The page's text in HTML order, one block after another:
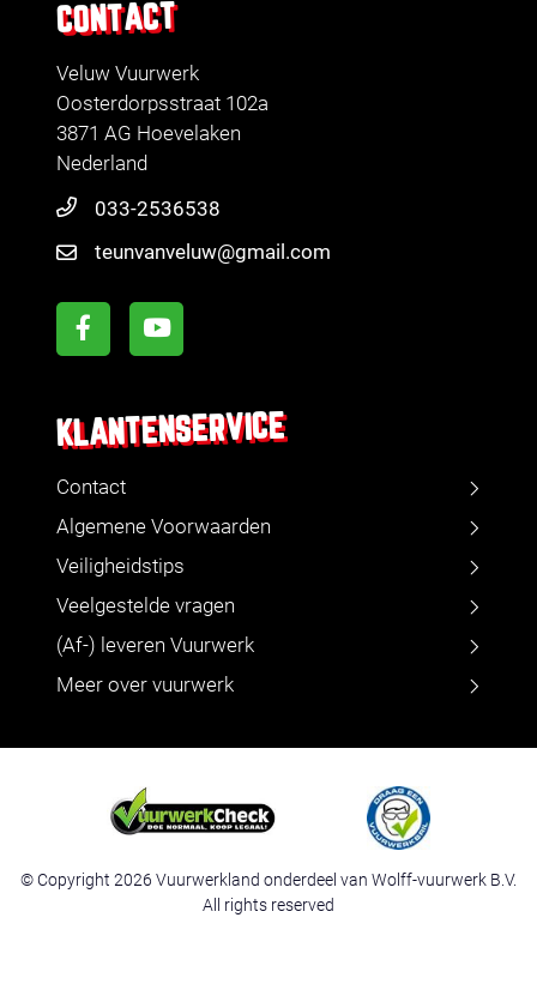
CONTACT
Veluw Vuurwerk
Oosterdorpsstraat 102a
3871 AG Hoevelaken
Nederland
033-2536538
teunvanveluw@gmail.com
KLANTENSERVICE
Contact
Algemene Voorwaarden
Veiligheidstips
Veelgestelde vragen
(Af-) leveren Vuurwerk
Meer over vuurwerk
© Copyright 2026 Vuurwerkland onderdeel van Wolff-vuurwerk B.V.
All rights reserved